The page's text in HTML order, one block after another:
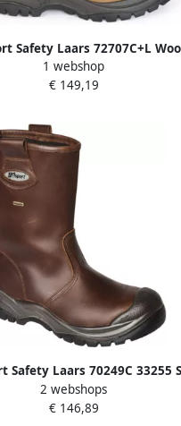
Safety Laars 72707C+L
+ KN Cognac 00.049.001.48
1 webshop
€ 149,19
Safety Laars 70249C 33255
Bruin 11.049.016.45
2 webshops
€ 146,89